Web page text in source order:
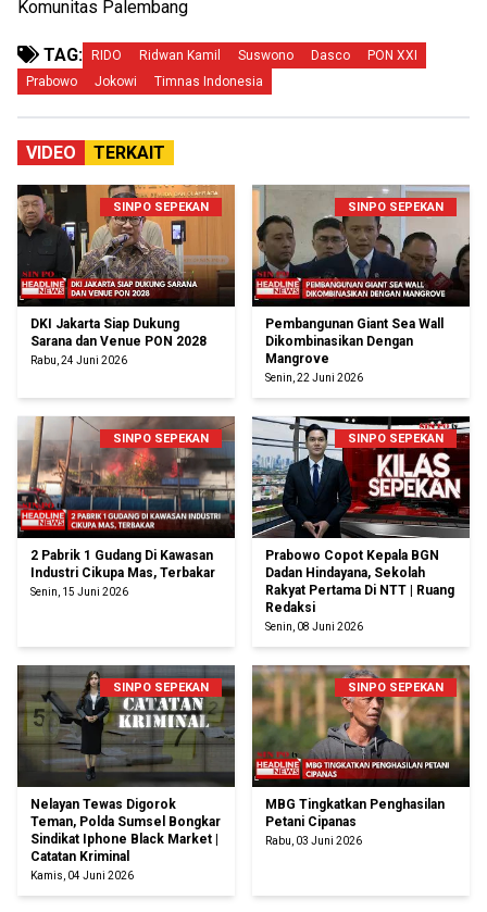
Komunitas Palembang
TAG: RIDO Ridwan Kamil Suswono Dasco
PON XXI
Prabowo
Jokowi Timnas Indonesia
VIDEO TERKAIT
SINPO SEPEKAN
DKI Jakarta Siap Dukung
Sarana dan Venue PON 2028
Rabu, 24 Juni 2026
SINPO SEPEKAN
Pembangunan Giant Sea Wall
Dikombinasikan Dengan
Mangrove
Senin, 22 Juni 2026
SINPO SEPEKAN
2 Pabrik 1 Gudang Di Kawasan
Industri Cikupa Mas, Terbakar
Senin, 15 Juni 2026
SINPO SEPEKAN
Prabowo Copot Kepala BGN
Dadan Hindayana, Sekolah
Rakyat Pertama Di NTT | Ruang
Redaksi
Senin, 08 Juni 2026
SINPO SEPEKAN
Nelayan Tewas Digorok
Teman, Polda Sumsel Bongkar
Sindikat Iphone Black Market |
Catatan Kriminal
Kamis, 04 Juni 2026
SINPO SEPEKAN
MBG Tingkatkan Penghasilan
Petani Cipanas
Rabu, 03 Juni 2026